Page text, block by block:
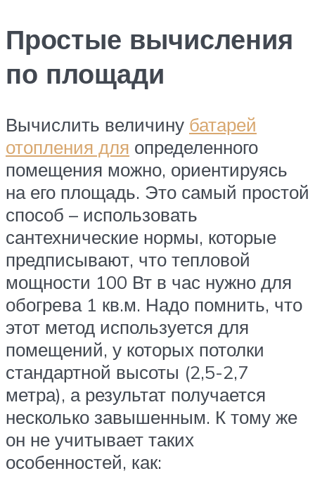
Простые вычисления
по площади
Вычислить величину батарей
отопления для определенного
помещения можно, ориентируясь
на его площадь. Это самый простой
способ – использовать
сантехнические нормы, которые
предписывают, что тепловой
мощности 100 Вт в час нужно для
обогрева 1 кв.м. Надо помнить, что
этот метод используется для
помещений, у которых потолки
стандартной высоты (2,5-2,7
метра), а результат получается
несколько завышенным. К тому же
он не учитывает таких
особенностей, как: